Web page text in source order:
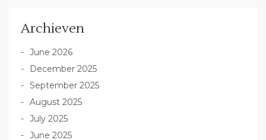
Archieven
June 2026
December 2025
September 2025
August 2025
July 2025
June 2025